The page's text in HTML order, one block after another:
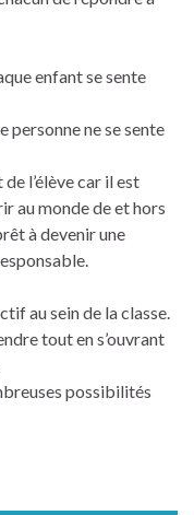
enfant se sente
personne ne se sente
l’élève car il est
au monde de et hors
à devenir une
au sein de la classe.
tout en s’ouvrant
possibilités